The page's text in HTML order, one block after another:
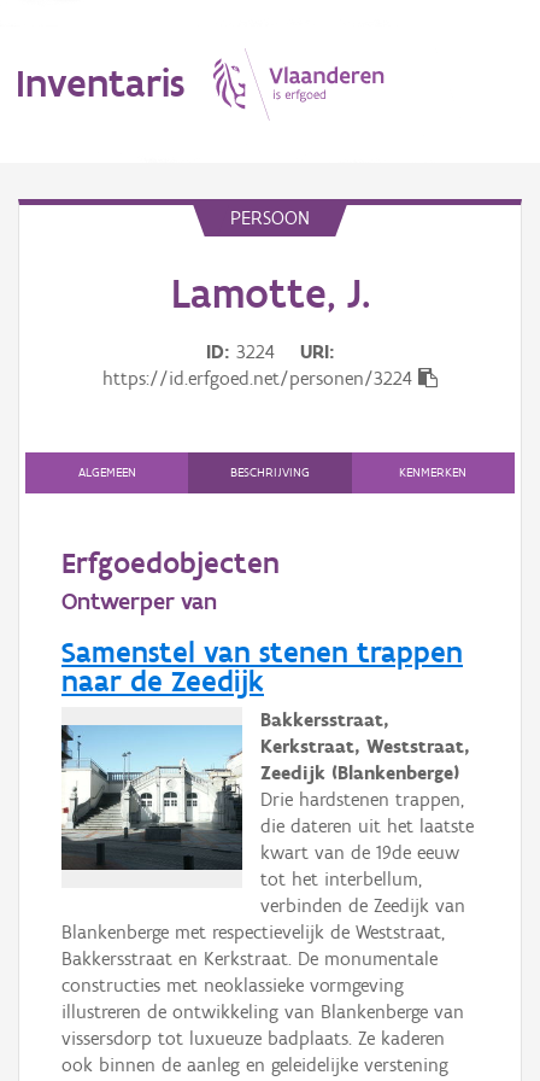
Inventaris
Thema
Persoon of collectief
Downloads
Hergebruik
PERSOON
Lamotte, J.
ID 3224
URI
https://id.erfgoed.net/personen/3224
ALGEMEEN BESCHRIJVING KENMERKEN
Erfgoedobjecten
Ontwerper van
Samenstel van stenen trappen
naar de Zeedijk
Bakkersstraat,
Kerkstraat, Weststraat,
Zeedijk (Blankenberge)
Drie hardstenen trappen,
die dateren uit het laatste
kwart van de 19de eeuw
tot het interbellum,
verbinden de Zeedijk van
Blankenberge met respectievelijk de Weststraat,
Bakkersstraat en Kerkstraat. De monumentale
constructies met neoklassieke vormgeving
illustreren de ontwikkeling van Blankenberge van
vissersdorp tot luxueuze badplaats. Ze kaderen
ook binnen de aanleg en geleidelijke verstening